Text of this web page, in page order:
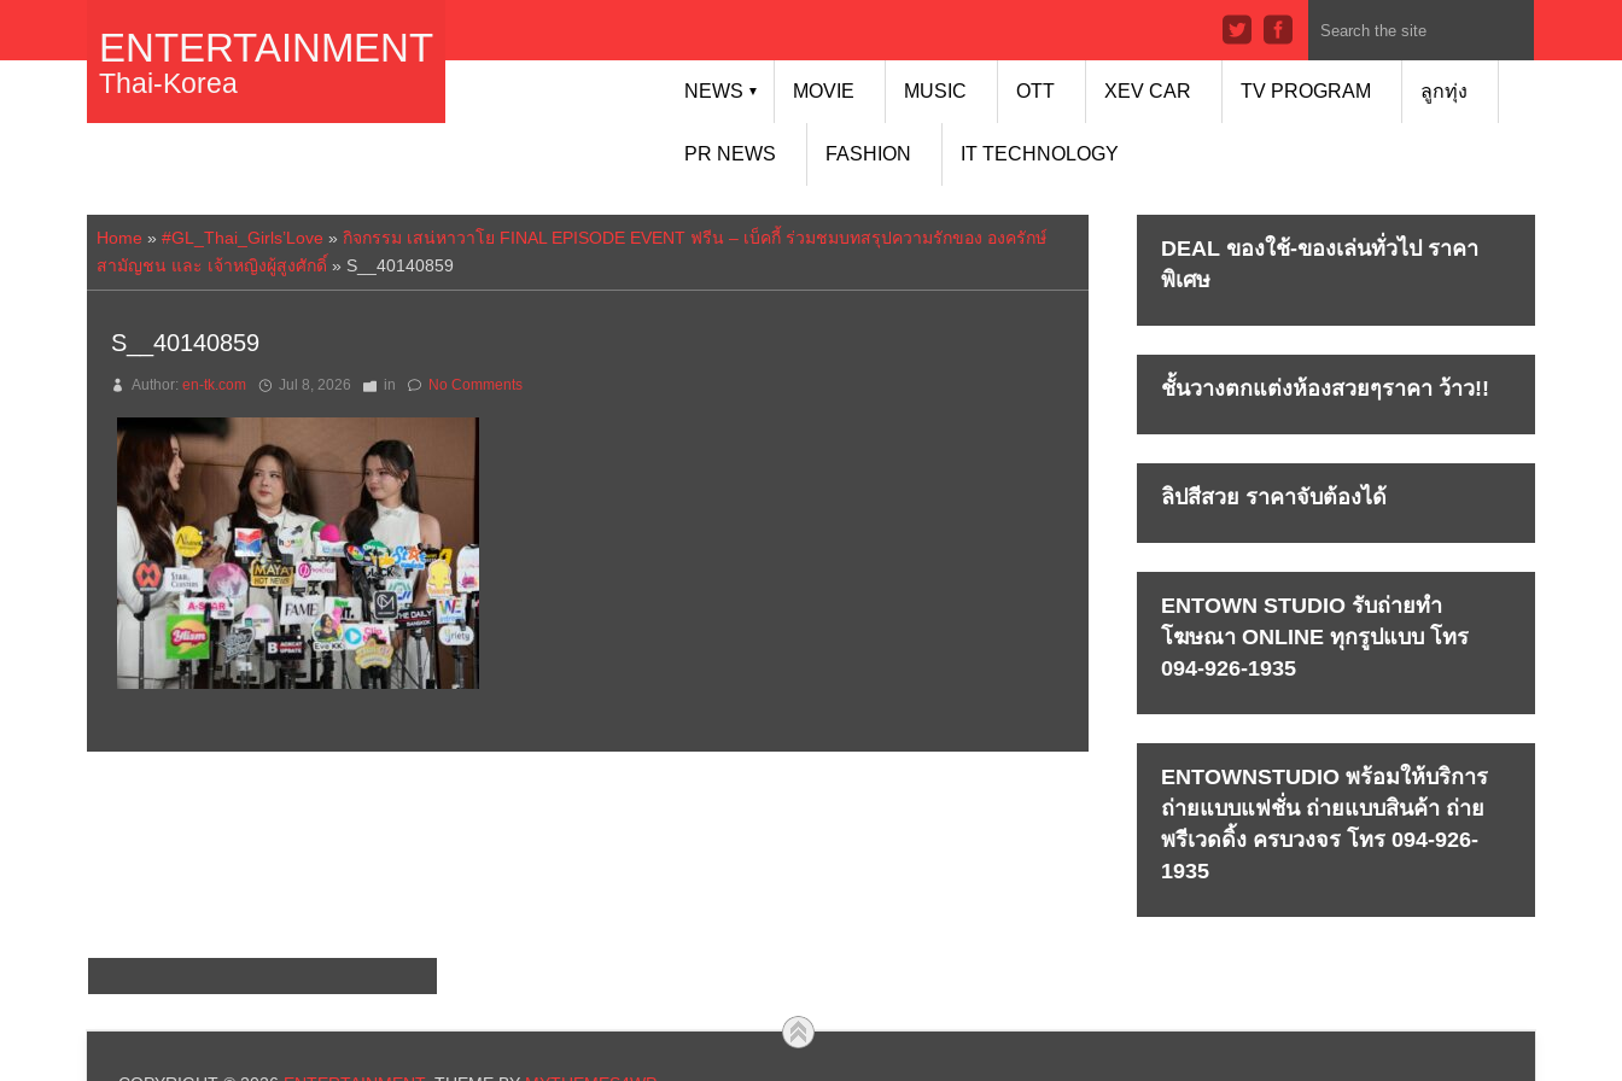
NEWS ▼ MOVIE MUSIC OTT XEV CAR TV PROGRAM ลูกทุ่ง
PR NEWS FASHION IT TECHNOLOGY
ENTERTAINMENT
Thai-Korea
Home » #GL_Thai_Girls’Love » กิจกรรม เสน่หาวาโย FINAL EPISODE EVENT ฟรีน – เบ็คกี้ ร่วมชมบทสรุปความรักของ องครักษ์
สามัญชน และ เจ้าหญิงผู้สูงศักดิ์ » S__40140859
S__40140859
Author: en-tk.com Jul 8, 2026 in No Comments
DEAL ของใช้-ของเล่นทั่วไป ราคา
พิเศษ
ชั้นวางตกแต่งห้องสวยๆราคา ว้าว!!
ลิปสีสวย ราคาจับต้องได้
ENTOWN STUDIO รับถ่ายทำ
โฆษณา ONLINE ทุกรูปแบบ โทร
094-926-1935
ENTOWNSTUDIO พร้อมให้บริการ
ถ่ายแบบแฟชั่น ถ่ายแบบสินค้า ถ่าย
พรีเวดดิ้ง ครบวงจร โทร 094-926-
1935